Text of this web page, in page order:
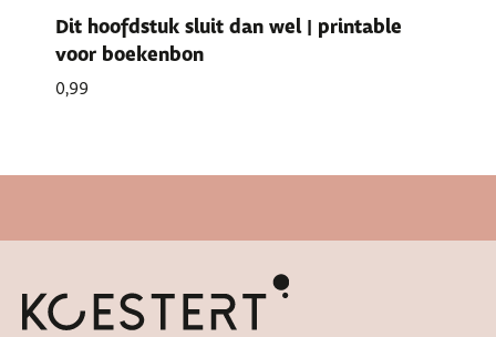
Dit hoofdstuk sluit dan wel | printable
voor boekenbon
0,99